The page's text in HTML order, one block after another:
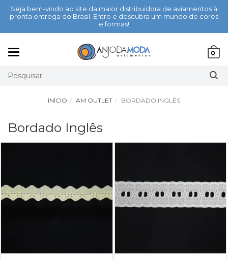
Seja bem-vindo ao site da maior distribuidora de aviamentos à
pronta entrega do Brasil. Entre e descubra um mundo de cores
e formas!
0
INÍCIO AM OUTLET BORDADO INGLÊS
Bordado Inglês